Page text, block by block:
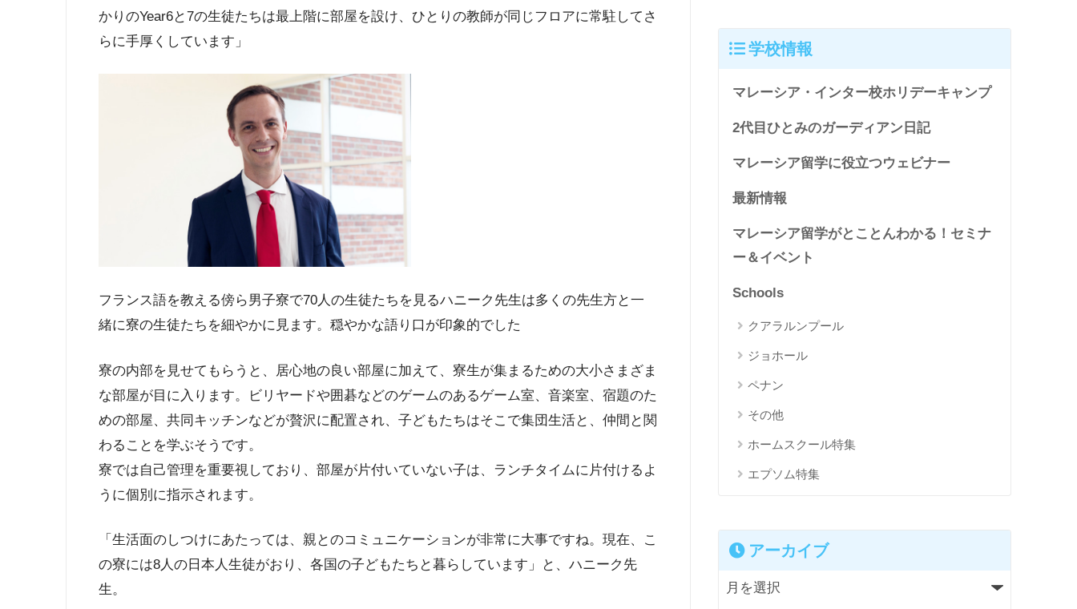
かりのYear6と7の生徒たちは最上階に部屋を設け、ひとりの教師が同じフロアに常駐してさ
らに手厚くしています」
フランス語を教える傍ら男子寮で70人の生徒たちを見るハニーク先生は多くの先生方と一
緒に寮の生徒たちを細やかに見ます。穏やかな語り口が印象的でした
寮の内部を見せてもらうと、居心地の良い部屋に加えて、寮生が集まるための大小さまざま
な部屋が目に入ります。ビリヤードや囲碁などのゲームのあるゲーム室、音楽室、宿題のた
めの部屋、共同キッチンなどが贅沢に配置され、子どもたちはそこで集団生活と、仲間と関
わることを学ぶそうです。
寮では自己管理を重要視しており、部屋が片付いていない子は、ランチタイムに片付けるよ
うに個別に指示されます。
「生活面のしつけにあたっては、親とのコミュニケーションが非常に大事ですね。現在、こ
の寮には8人の日本人生徒がおり、各国の子どもたちと暮らしています」と、ハニーク先
生。
学校情報
マレーシア・インター校ホリデーキャンプ
2代目ひとみのガーディアン日記
マレーシア留学に役立つウェビナー
最新情報
マレーシア留学がとことんわかる！セミナ
ー＆イベント
Schools
クアラルンプール
ジョホール
ペナン
その他
ホームスクール特集
エプソム特集
アーカイブ